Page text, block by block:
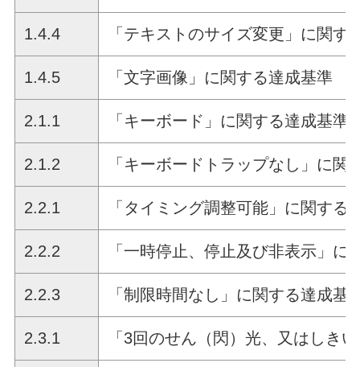
1.4.4 「テキストのサイズ変更」に関す
1.4.5 「文字画像」に関する達成基準
2.1.1 「キーボード」に関する達成基準
2.1.2 「キーボードトラップなし」に関
2.2.1 「タイミング調整可能」に関する
2.2.2 「一時停止、停止及び非表示」に
2.2.3 「制限時間なし」に関する達成基
2.3.1 「3回のせん（閃）光、又はしき